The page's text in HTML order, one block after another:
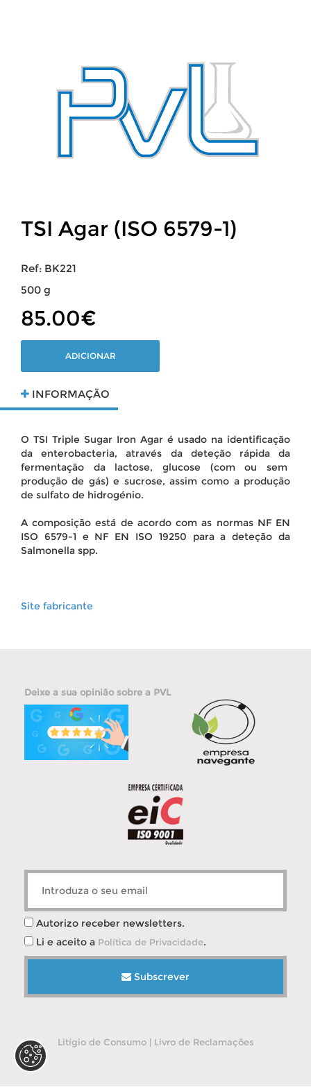
TSI Agar (ISO 6579-1)
Ref: BK221
500 g
85.00€
ADICIONAR
INFORMAÇÃO
O TSI Triple Sugar Iron Agar é usado na identificação
da enterobacteria, através da deteção rápida da
fermentação da lactose, glucose (com ou sem
produção de gás) e sucrose, assim como a produção
de sulfato de hidrogénio.
A composição está de acordo com as normas NF EN
ISO 6579-1 e NF EN ISO 19250 para a deteção da
Salmonella spp.
Site fabricante
Deixe a sua opinião sobre a PVL
Autorizo receber newsletters.
Li e aceito a Política de Privacidade.
Subscrever
Litígio de Consumo| Livro de Reclamações